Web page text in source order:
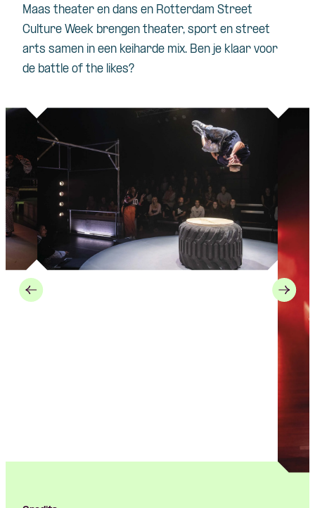
Maas theater en dans en Rotterdam Street
Culture Week brengen theater, sport en street
arts samen in een keiharde mix. Ben je klaar voor
de battle of the likes?